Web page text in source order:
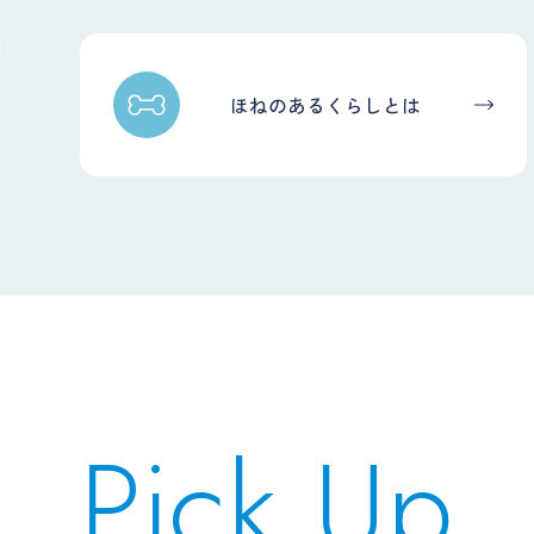
ほねのあるくらしとは